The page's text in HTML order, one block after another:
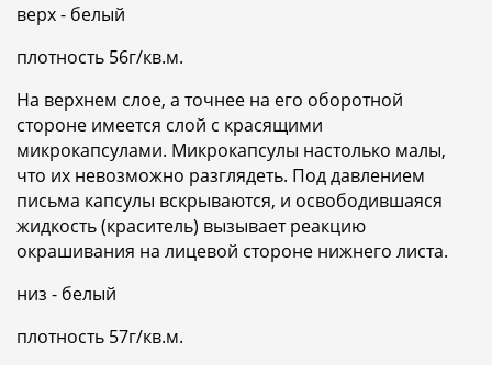
верх - белый
плотность 56г/кв.м.
На верхнем слое, а точнее на его оборотной
стороне имеется слой с красящими
микрокапсулами. Микрокапсулы настолько малы,
что их невозможно разглядеть. Под давлением
письма капсулы вскрываются, и освободившаяся
жидкость (краситель) вызывает реакцию
окрашивания на лицевой стороне нижнего листа.
низ - белый
плотность 57г/кв.м.